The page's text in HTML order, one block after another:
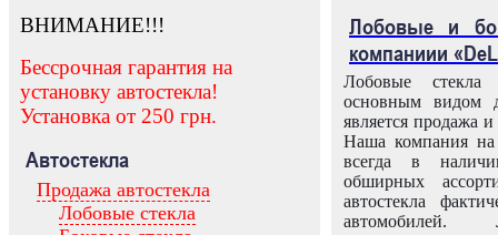
ВНИМАНИЕ!!!
Бессрочная гарантия на
установку автостекла!
Установка от 250 грн.
Автостекла
Продажа автостекла
Лобовые стекла
Лобовые и
компаниии
Лобовые
основным видом
является продажа и
Наша компания на
всегда в
обширных
автостекла